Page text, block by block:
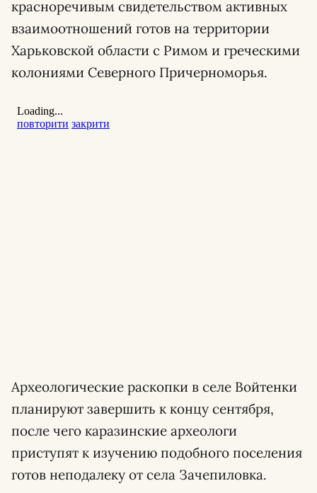
красноречивым свидетельством активных
взаимоотношений готов на территории
Харьковской области с Римом и греческими
колониями Северного Причерноморья.
Археологические раскопки в селе Войтенки
планируют завершить к концу сентября,
после чего каразинские археологи
приступят к изучению подобного поселения
готов неподалеку от села Зачепиловка.